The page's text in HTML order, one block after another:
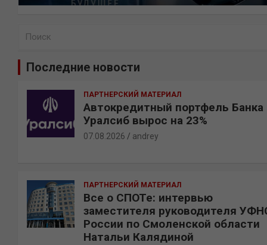
Последние новости
ПАРТНЕРСКИЙ МАТЕРИАЛ
Автокредитный портфель Банка
Уралсиб вырос на 23%
07.08.2026 andrey
ПАРТНЕРСКИЙ МАТЕРИАЛ
Все о СПОТе: интервью
заместителя руководителя
России по Смоленской области
Натальи Калядиной